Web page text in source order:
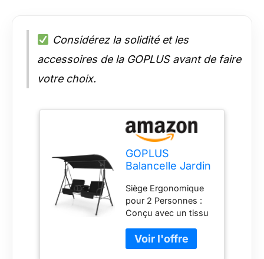
Considérez la solidité et les
accessoires de la GOPLUS avant de faire
votre choix.
GOPLUS
Balancelle Jardin
181x124x161,5
CM, Balancelle
Canopy
Inclinable 240°
Ajustable avec
Glacière, Plateau
Siège Ergonomique
pour 2 Personnes :
Conçu avec un tissu
des coussins
d'assise et de dossier